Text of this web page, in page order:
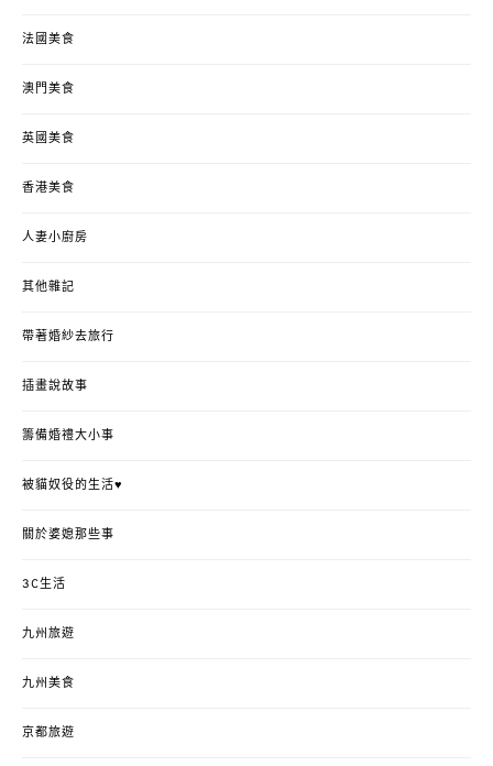
法國美食
澳門美食
英國美食
香港美食
人妻小廚房
其他雜記
帶著婚紗去旅行
插畫說故事
籌備婚禮大小事
被貓奴役的生活♥
關於婆媳那些事
3C生活
九州旅遊
九州美食
京都旅遊